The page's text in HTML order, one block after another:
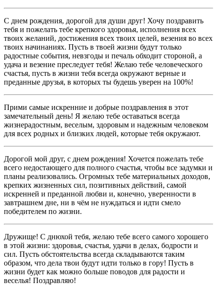
С днем рождения, дорогой для души друг! Хочу поздравить
тебя и пожелать тебе крепкого здоровья, исполнения всех
твоих желаний, достижения всех твоих целей, везения во всех
твоих начинаниях. Пусть в твоей жизни будут только
радостные события, невзгоды и печаль обходит стороной, а
удача и везение преследует тебя! Желаю тебе человеческого
счастья, пусть в жизни тебя всегда окружают верные и
преданные друзья, в которых ты будешь уверен на 100%!
Прими самые искренние и добрые поздравления в этот
замечательный день! Я желаю тебе оставаться всегда
жизнерадостным, веселым, здоровым и надежным человеком
для всех родных и близких людей, которые тебя окружают.
Дорогой мой друг, с днем рождения! Хочется пожелать тебе
всего недостающего для полного счастья, чтобы все задумки и
планы реализовались. Огромных тебе материальных доходов,
крепких жизненных сил, позитивных действий, самой
искренней и преданной любви и, конечно, уверенности в
завтрашнем дне, ни в чём не нуждаться и идти смело
победителем по жизни.
Дружище! С днюхой тебя, желаю тебе всего самого хорошего
в этой жизни: здоровья, счастья, удачи в делах, бодрости и
сил. Пусть обстоятельства всегда складываются таким
образом, что дела твои будут идти только в гору! Пусть в
жизни будет как можно больше поводов для радости и
веселья! Поздравляю!